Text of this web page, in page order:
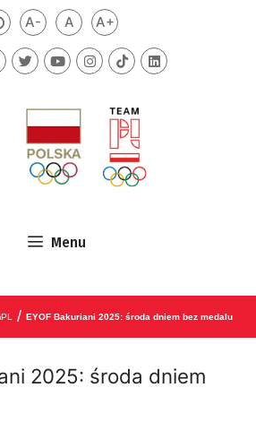
kontrast
A-Mniejsza czcionka
ADomyślna czcionka
A+Większa czcionka
Menu
/ EYOF Bakuriani 2025: środa dniem bez medalu
2025: środa dniem